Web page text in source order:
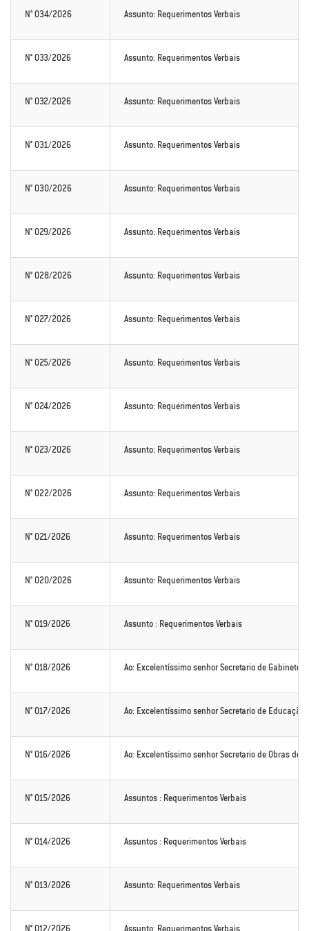
N° 034/2026 Assunto: Requerimentos Verbais
N° 033/2026 Assunto: Requerimentos Verbais
N° 032/2026 Assunto: Requerimentos Verbais
N° 031/2026 Assunto: Requerimentos Verbais
N° 030/2026 Assunto: Requerimentos Verbais
N° 029/2026 Assunto: Requerimentos Verbais
N° 028/2026 Assunto: Requerimentos Verbais
N° 027/2026 Assunto: Requerimentos Verbais
N° 025/2026 Assunto: Requerimentos Verbais
N° 024/2026 Assunto: Requerimentos Verbais
N° 023/2026 Assunto: Requerimentos Verbais
N° 022/2026 Assunto: Requerimentos Verbais
N° 021/2026 Assunto: Requerimentos Verbais
N° 020/2026 Assunto: Requerimentos Verbais
N° 019/2026 Assunto : Requerimentos Verbais
N° 018/2026 Ao: Excelentíssimo senhor Secretario de Gabinete de
N° 017/2026 Ao: Excelentíssimo senhor Secretario de Educação
N° 016/2026 Ao: Excelentíssimo senhor Secretario de Obras de
N° 015/2026 Assuntos : Requerimentos Verbais
N° 014/2026 Assuntos : Requerimentos Verbais
N° 013/2026 Assunto: Requerimentos Verbais
N° 012/2026 Assunto: Requerimentos Verbais